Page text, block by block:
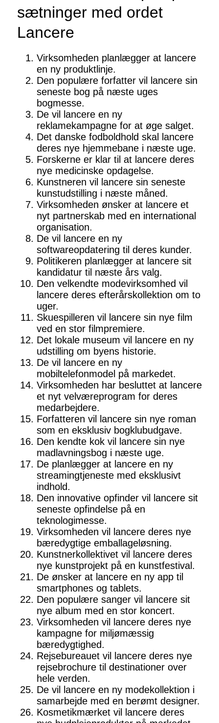
sætninger med ordet
Lancere
Virksomheden planlægger at lancere
en ny produktlinje.
Den populære forfatter vil lancere sin
seneste bog på næste uges
bogmesse.
De vil lancere en ny
reklamekampagne for at øge salget.
Det danske fodboldhold skal lancere
deres nye hjemmebane i næste uge.
Forskerne er klar til at lancere deres
nye medicinske opdagelse.
Kunstneren vil lancere sin seneste
kunstudstilling i næste måned.
Virksomheden ønsker at lancere et
nyt partnerskab med en international
organisation.
De vil lancere en ny
softwareopdatering til deres kunder.
Politikeren planlægger at lancere sit
kandidatur til næste års valg.
Den velkendte modevirksomhed vil
lancere deres efterårskollektion om to
uger.
Skuespilleren vil lancere sin nye film
ved en stor filmpremiere.
Det lokale museum vil lancere en ny
udstilling om byens historie.
De vil lancere en ny
mobiltelefonmodel på markedet.
Virksomheden har besluttet at lancere
et nyt velværeprogram for deres
medarbejdere.
Forfatteren vil lancere sin nye roman
som en eksklusiv bogklubudgave.
Den kendte kok vil lancere sin nye
madlavningsbog i næste uge.
De planlægger at lancere en ny
streamingtjeneste med eksklusivt
indhold.
Den innovative opfinder vil lancere sit
seneste opfindelse på en
teknologimesse.
Virksomheden vil lancere deres nye
bæredygtige emballageløsning.
Kunstnerkollektivet vil lancere deres
nye kunstprojekt på en kunstfestival.
De ønsker at lancere en ny app til
smartphones og tablets.
Den populære sanger vil lancere sit
nye album med en stor koncert.
Virksomheden vil lancere deres nye
kampagne for miljømæssig
bæredygtighed.
Rejsebureauet vil lancere deres nye
rejsebrochure til destinationer over
hele verden.
De vil lancere en ny modekollektion i
samarbejde med en berømt designer.
Kosmetikmærket vil lancere deres